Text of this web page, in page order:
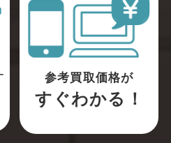
参考買取価格が
すぐわかる！